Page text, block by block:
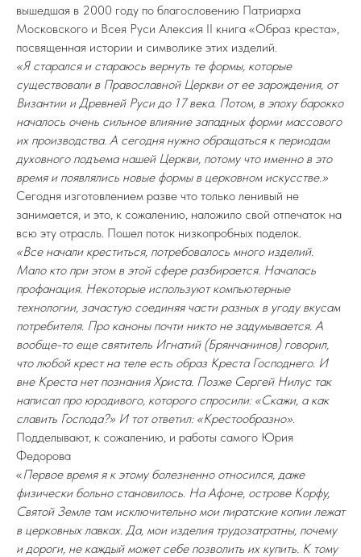
вышедшая в 2000 году по благословению Патриарха
Московского и Всея Руси Алексия II книга «Образ креста»,
посвященная истории и символике этих изделий.
«Я старался и стараюсь вернуть те формы, которые
существовали в Православной Церкви от ее зарождения, от
Византии и Древней Руси до 17 века. Потом, в эпоху барокко
началось очень сильное влияние западных форми массового
их производства. А сегодня нужно обращаться к периодам
духовного подъема нашей Церкви, потому что именно в это
время и появлялись новые формы в церковном искусстве.»
Сегодня изготовлением разве что только ленивый не
занимается, и это, к сожалению, наложило свой отпечаток на
всю эту отрасль. Пошел поток низкопробных поделок.
«Все начали креститься, потребовалось много изделий.
Мало кто при этом в этой сфере разбирается. Началась
профанация. Некоторые используют компьютерные
технологии, зачастую соединяя части разных в угоду вкусам
потребителя. Про каноны почти никто не задумывается. А
вообще-то еще святитель Игнатий (Брянчанинов) говорил,
что любой крест на теле есть образ Креста Господнего. И
вне Креста нет познания Христа. Позже Сергей Нилус так
написал про юродивого, которого спросили: «Скажи, а как
славить Господа?» И тот ответил: «Крестообразно».
Подделывают, к сожалению, и работы самого Юрия
Федорова
«Первое время я к этому болезненно относился, даже
физически больно становилось. На Афоне, острове Корфу,
Святой Земле там исключительно мои пиратские копии лежат
в церковных лавках. Да, мои изделия трудозатратны, почему
и дороги, не каждый может себе позволить их купить. К тому